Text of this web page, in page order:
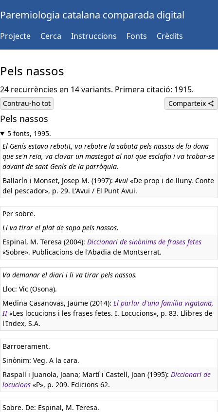
Paremiologia catalana comparada digital
Projecte Cerca Instruccions Fonts Crèdits
Pels nassos
24 recurrències en 14 variants. Primera citació: 1915.
Contrau-ho tot Comparteix
Pels nassos
5 fonts, 1995.
El Genís estava rebotit, va rebotre la sabata pels nassos de la dona
que se'n reia, va clavar un mastegot al noi que esclafia i va trobar-se
davant de sant Genís de la parròquia.
Ballarín i Monset, Josep M. (1997):Avui «De prop i de lluny. Conte
del pescador», p. 29. L'Avui / El Punt Avui.
Per sobre.
Li va tirar el plat de sopa pels nassos.
Espinal, M. Teresa (2004): Diccionari de sinònims de frases fetes
«Sobre». Publicacions de l'Abadia de Montserrat.
Va demanar el diari i li va tirar pels nassos.
Lloc: Vic (Osona).
Medina Casanovas, Jaume (2014): El parlar d'una família vigatana,
II«Les locucions i les frases fetes. I. Locucions», p. 83. Llibres de
l'Index, S.A.
Barroerament.
Sinònim: Veg. A la cara.
Raspall i Juanola, Joana; Martí i Castell, Joan (1995): Diccionari de
locucions «P», p. 209. Edicions 62.
Sobre. De: Espinal, M. Teresa.